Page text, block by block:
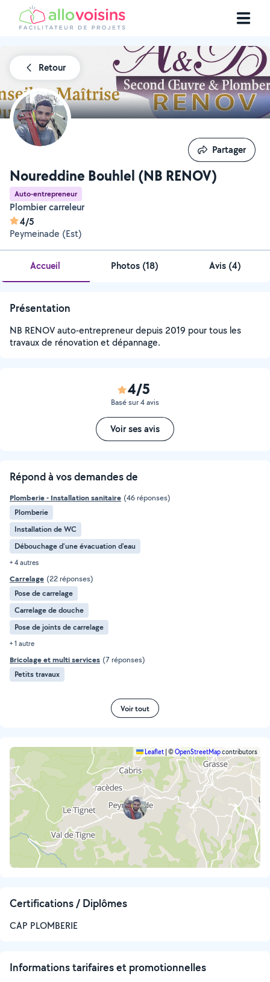
Retour
Noureddine Bouhlel (NB RENOV)
Auto-entrepreneur
Plombier carreleur
4/5
Peymeinade (Est)
Partager
Partager
Accueil Photos (18) Avis (4)
Présentation
NB RENOV auto-entrepreneur depuis 2019 pour tous les
travaux de rénovation et dépannage.
4/5
Basé sur 4 avis
Voir ses avis
Répond à vos demandes de
Plomberie - Installation sanitaire (46 réponses)
Plomberie
Installation de WC
Débouchage d'une évacuation d'eau
+ 4 autres
Carrelage (22 réponses)
Pose de carrelage
Carrelage de douche
Pose de joints de carrelage
+ 1 autre
Bricolage et multi services (7 réponses)
Petits travaux
Voir tout
Leaflet ©OpenStreetMapcontributors
Certifications / Diplômes
CAP PLOMBERIE
Informations tarifaires et promotionnelles